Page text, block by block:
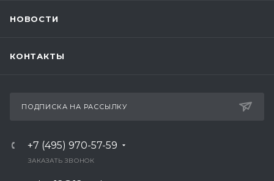
НОВОСТИ
КОНТАКТЫ
ПОДПИСКА НА РАССЫЛКУ
+7 (495) 970-57-59
ЗАКАЗАТЬ ЗВОНОК